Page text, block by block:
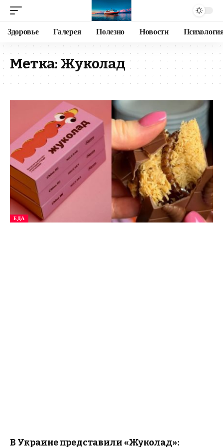
Здоровье Галерея Полезно Новости
Метка: Жуколад
ЕДА
В Украине представили «Жуколад»: